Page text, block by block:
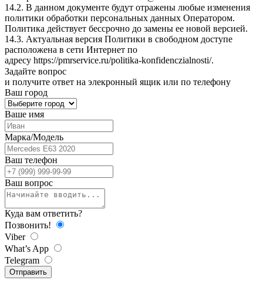
14.2. В данном документе будут отражены любые изменения
политики обработки персональных данных Оператором.
Политика действует бессрочно до замены ее новой версией.
14.3. Актуальная версия Политики в свободном доступе
расположена в сети Интернет по
адресу https://pmrservice.ru/politika-konfidenczialnosti/.
Задайте вопрос
и получите ответ на элекронный ящик или по телефону
Ваш город
Ваше имя
Марка/Модель
Ваш телефон
Ваш вопрос
Куда вам ответить?
Позвонить!
Viber
What’s App
Telegram
Отправить